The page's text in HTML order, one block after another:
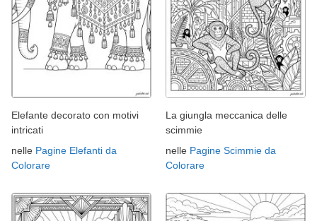
Elefante decorato con motivi
intricati
nelle Pagine Elefanti da
Colorare
La giungla meccanica delle
scimmie
nelle Pagine Scimmie da
Colorare